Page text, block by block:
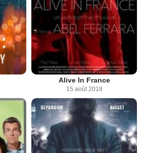
Alive In France
15 août 2018